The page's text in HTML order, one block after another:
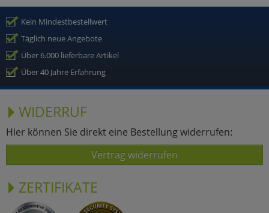
Kein Mindestbestellwert
Täglich neue Angebote
Über 6.000 lieferbare Artikel
Über 40 Jahre Erfahrung
WIDERRUF
Hier können Sie direkt eine Bestellung widerrufen:
Vertrag widerrufen
ZERTIFIKATE